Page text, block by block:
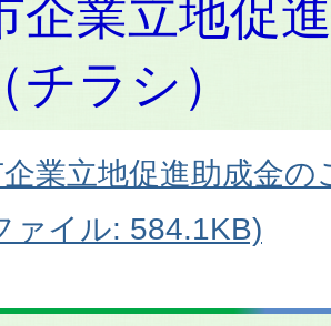
企業立地促
チラシ）
業立地促進助成金
ァイル: 584.1KB)